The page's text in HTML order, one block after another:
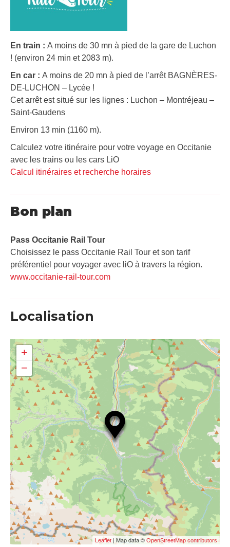
En train : A moins de 30 mn à pied de la gare de Luchon
! (environ 24 min et 2083 m).
En car : A moins de 20 mn à pied de l’arrêt BAGNÈRES-
DE-LUCHON – Lycée !
Cet arrêt est situé sur les lignes : Luchon – Montréjeau –
Saint-Gaudens
Environ 13 min (1160 m).
Calculez votre itinéraire pour votre voyage en Occitanie
avec les trains ou les cars LiO
Calcul itinéraires et recherche horaires
Bon plan
Pass Occitanie Rail Tour​
Choisissez le pass Occitanie Rail Tour et son tarif
préférentiel pour voyager avec liO à travers la région.
www.occitanie-rail-tour.com
Localisation
+
−
Leaflet | Map data © OpenStreetMap contributors